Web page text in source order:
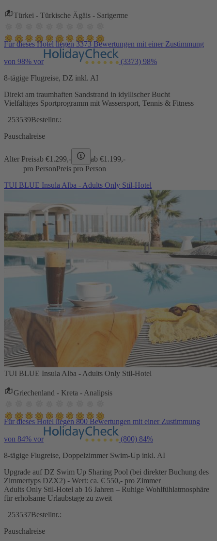
Türkei - Türkische Ägäis - Sarigerme
Für dieses Hotel liegen 3373 Bewertungen mit einer Zustimmung
von 98% vor (3373) 98%
8-tägige Flugreise, DZ inkl. AI
Direkt am traumhaften Sandstrand in idyllischer Bucht
Vielfältiges Sportprogramm mit Wassersport, Tennis & Fitness
253539Bestellnr.:
Pauschalreise
Alter Preisab €1.299,- ab €1.199,-
pro PersonPreis pro Person
TUI BLUE Insula Alba - Adults Only Stil-Hotel
TUI BLUE Insula Alba - Adults Only Stil-Hotel
Griechenland - Kreta - Analipsis
Für dieses Hotel liegen 800 Bewertungen mit einer Zustimmung
von 84% vor (800) 84%
8-tägige Flugreise, Doppelzimmer Swim-Up inkl. AI
Upgrade auf DZ Swim Up Sharing Pool (bei direkter Buchung des
Zimmertyps DZX2) - Wert: ca. € 550,- pro Zimmer
Adults Only Stil-Hotel ab 16 Jahren – Ruhige Wohlfühlatmosphäre
für erholsame Urlaubstage zu zweit
253537Bestellnr.:
Pauschalreise